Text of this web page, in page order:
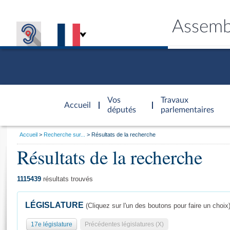
Accueil
d'accueil
Vos
députés
Travaux
parlementaires
Général
Vous
Accueil Recherche sur... Résultats de la recherche
Résultats de la recherche
1115439 résultats trouvés
LÉGISLATURE (Cliquez sur l'un des boutons pour faire un choix)
17e législature Précédentes législatures (X)